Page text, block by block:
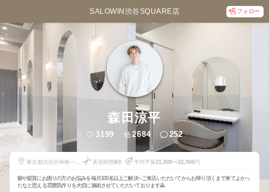
SALOWIN渋谷SQUARE店 フォロー
森田涼平
3199 2684 252
東京都渋谷区神南一丁
美容師歴8年 平均予算21,000〜22,000円
癖や髪質にお困りの方のお悩みを毎月100名以上ご解決✨ご来店いただいてからお帰り頂くまで来てよかっ
たなと思える雰囲気作りを大切に施術させていただいております🙇